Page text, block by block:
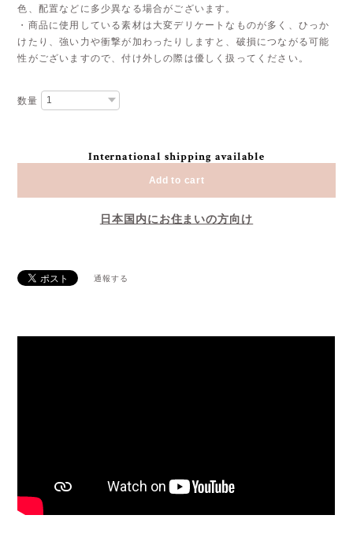
色、配置などに多少異なる場合がございます。
・商品に使用している素材は大変デリケートなものが多く、ひっか
けたり、強い力や衝撃が加わったりしますと、破損につながる可能
性がございますので、付け外しの際は優しく扱ってください。
数量
International shipping available
Add to cart
日本国内にお住まいの方向け
通報する